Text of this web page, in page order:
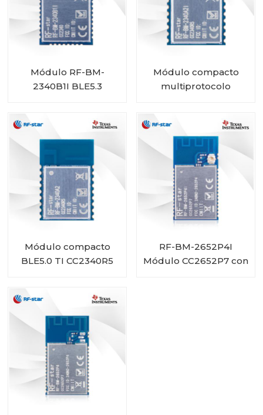
Módulo RF-BM-
2340B1I BLE5.3
Módulo compacto
multiprotocolo
Módulo compacto
BLE5.0 TI CC2340R5
RF-BM-2652P4I
Módulo CC2652P7 con